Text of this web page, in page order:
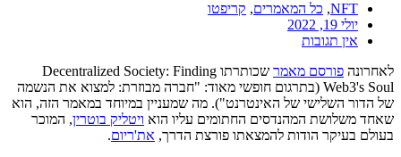
NFT
, כל המאמרים, קריפטו
יולי 19, 2022
אין תגובות
לאחרונה פורסם מאמר
שכותרתו Decentralized Society: Finding
Web3's Soul (בתרגום חופשי מאוד: "חברה מבוזרת: למצוא את הנשמה
של הדור השלישי של האינטרנט"). מה שמעניין במיוחד במאמר הזה, הוא
שאחד משלושת המהנדסים החתומים עליו הוא ויטליק בוטרין, המוכר
בעולם בעיקר הודות להמצאתו פורצת הדרך, את'ריום.